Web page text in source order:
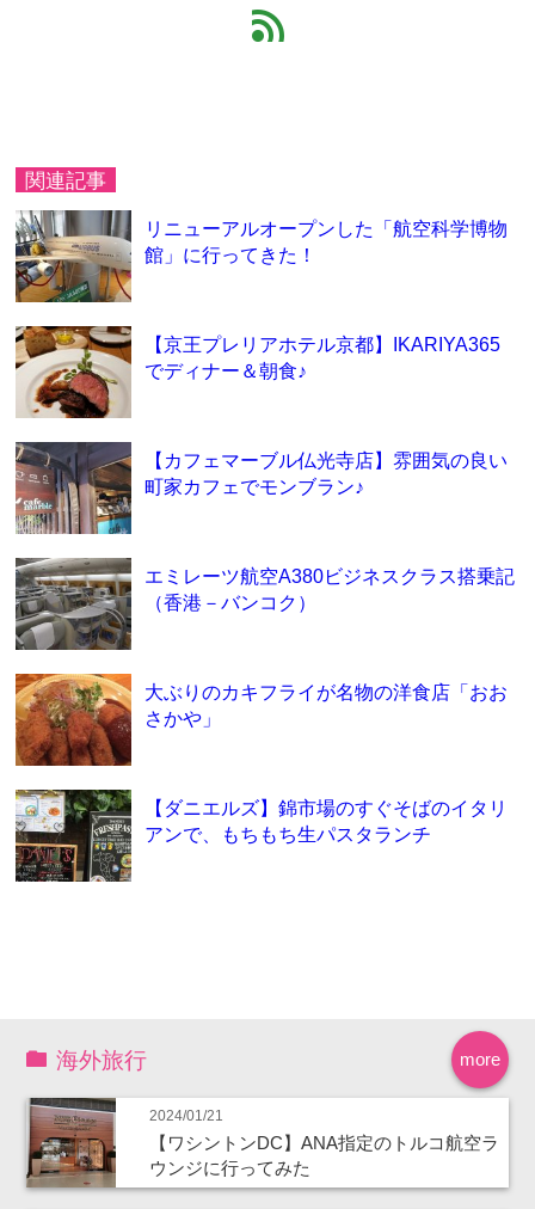
feed
関連記事
リニューアルオープンした「航空科学博物
館」に行ってきた！
【京王プレリアホテル京都】IKARIYA365
でディナー＆朝食♪
【カフェマーブル仏光寺店】雰囲気の良い
町家カフェでモンブラン♪
エミレーツ航空A380ビジネスクラス搭乗記
（香港－バンコク）
大ぶりのカキフライが名物の洋食店「おお
さかや」
【ダニエルズ】錦市場のすぐそばのイタリ
アンで、もちもち生パスタランチ
more
海外旅行
2024/01/21
【ワシントンDC】ANA指定のトルコ航空ラ
ウンジに行ってみた